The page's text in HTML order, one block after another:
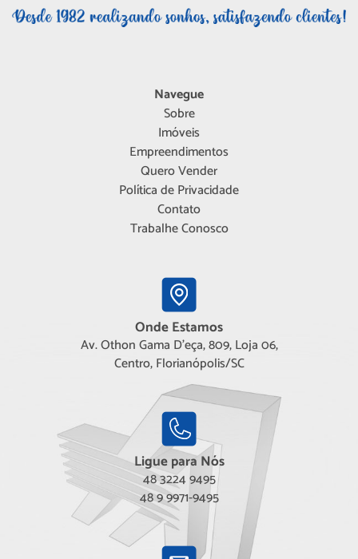
Navegue
Sobre
Imóveis
Empreendimentos
Quero Vender
Política de Privacidade
Contato
Trabalhe Conosco
Onde Estamos
Av. Othon Gama D'eça, 809, Loja 06,
Centro, Florianópolis/SC
Ligue para Nós
48 3224 9495
48 9 9971-9495